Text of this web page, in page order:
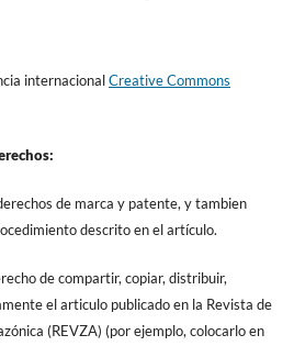
internacionalCreative Commons
de marca y patente, y tambien
descrito en el artículo.
de compartir, copiar, distribuir,
el articulo publicado en la Revista de
(REVZA) (por ejemplo, colocarlo en